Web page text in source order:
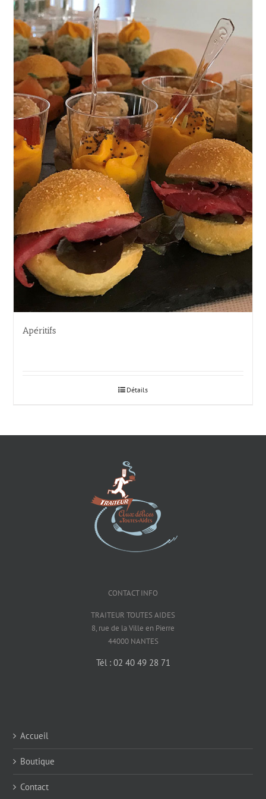
Apéritifs
Détails
CONTACT INFO
TRAITEUR TOUTES AIDES
8, rue de la Ville en Pierre
44000 NANTES
Tél : 02 40 49 28 71
Accueil
Boutique
Contact